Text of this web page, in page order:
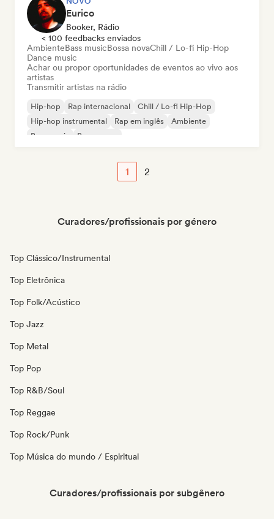
Eurico
Booker, Rádio
< 100 feedbacks enviados
AmbienteBass musicBossa novaChill / Lo-fi Hip-Hop
Dance music
Achar ou propor oportunidades de eventos ao vivo aos
artistas
Transmitir artistas na rádio
Hip-hop Rap internacional
Chill / Lo-fi Hip-Hop
Hip-hop instrumental
Rap em inglês
Ambiente
Bass music
Bossa nova
1 2
Curadores/profissionais por género
Top Clássico/Instrumental
Top Eletrônica
Top Folk/Acústico
Top Jazz
Top Metal
Top Pop
Top R&B/Soul
Top Reggae
Top Rock/Punk
Top Música do mundo / Espiritual
Curadores/profissionais por subgênero